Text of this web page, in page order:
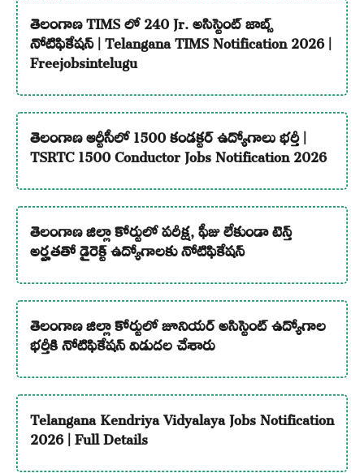
తెలంగాణ TIMS లో 240 Jr. అసిస్టెంట్ జాబ్స్
నోటిఫికేషన్ | Telangana TIMS Notification 2026 |
Freejobsintelugu
తెలంగాణ ఆర్టీసీలో 1500 కండక్టర్ ఉద్యోగాలు భర్తీ |
TSRTC 1500 Conductor Jobs Notification 2026
తెలంగాణ జిల్లా కోర్టులో పరీక్ష, ఫీజు లేకుండా టెన్త్
అర్హతతో డైరెక్ట్ ఉద్యోగాలకు నోటిఫికేషన్
తెలంగాణ జిల్లా కోర్టులో జూనియర్ అసిస్టెంట్ ఉద్యోగాల
భర్తీకి నోటిఫికేషన్ విడుదల చేశారు
Telangana Kendriya Vidyalaya Jobs Notification
2026 | Full Details